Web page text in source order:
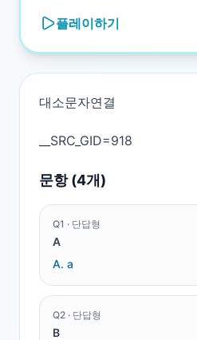
플레이하기
대소문자연결
문항 (4개)
Q1 · 단답형
A
A. a
Q2 · 단답형
B